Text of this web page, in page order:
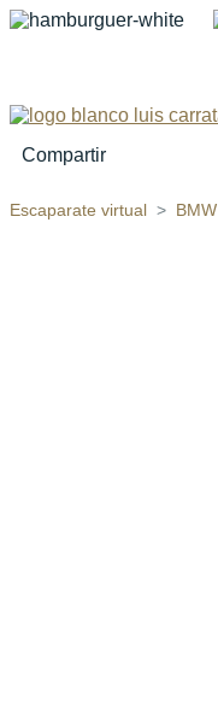
‹
Compartir
Escaparate virtual BMW